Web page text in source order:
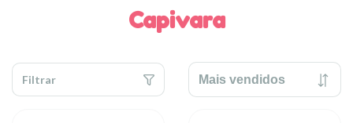
Capivara
Filtrar